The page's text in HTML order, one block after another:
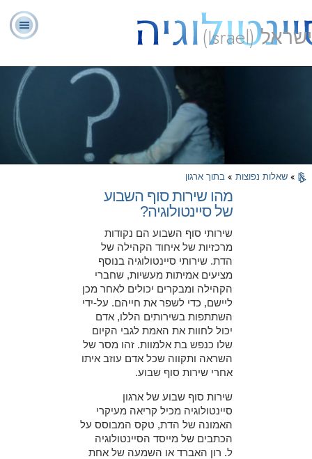
ישראל (Israel)
מהי
סיינטולוגיה?
יועצים
רוחניים
מתנדבים
» שאלות נפוצות » בתוך ארגון
מהו שירות סוף השבוע
של סיינטולוגיה?
שירותי סוף השבוע הם נקודות
מרכזיות של איחוד הקהילה של
הדת. שירותי סיינטולוגיה בנוסף
מציעים אמיתות מעשיות, שחברי
הקהילה ומבקרים יכולים לאחר מכן
ליישם, כדי לשפר את חייהם. על-ידי
השתתפות בשירותים הללו, אדם
יכול לחוות את האמת לגבי הקיום
שלו כנפש בת אלמוות. זהו מסר של
השראה ותקווה שכל אדם עוזב איתו
אחרי שירות סוף שבוע.
שירות סוף שבוע של ארגון
סיינטולוגיה מכיל קריאה מעיקרי
האמונה של הדת, טקס המבוסס על
הכתבים של מייסד הסיינטולוגיה
ל. רון האברד או השמעה של אחת